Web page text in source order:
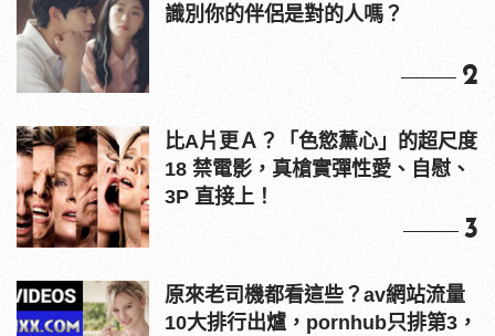
識別你的伴侶是對的人嗎？
2
比A片更Ａ？「色慾薰心」的超尺度
18 禁電影，真槍實彈性愛、自慰、
3P 直接上！
3
原來老司機都看這些？av網站流量
10大排行出爐，pornhub只排第3，